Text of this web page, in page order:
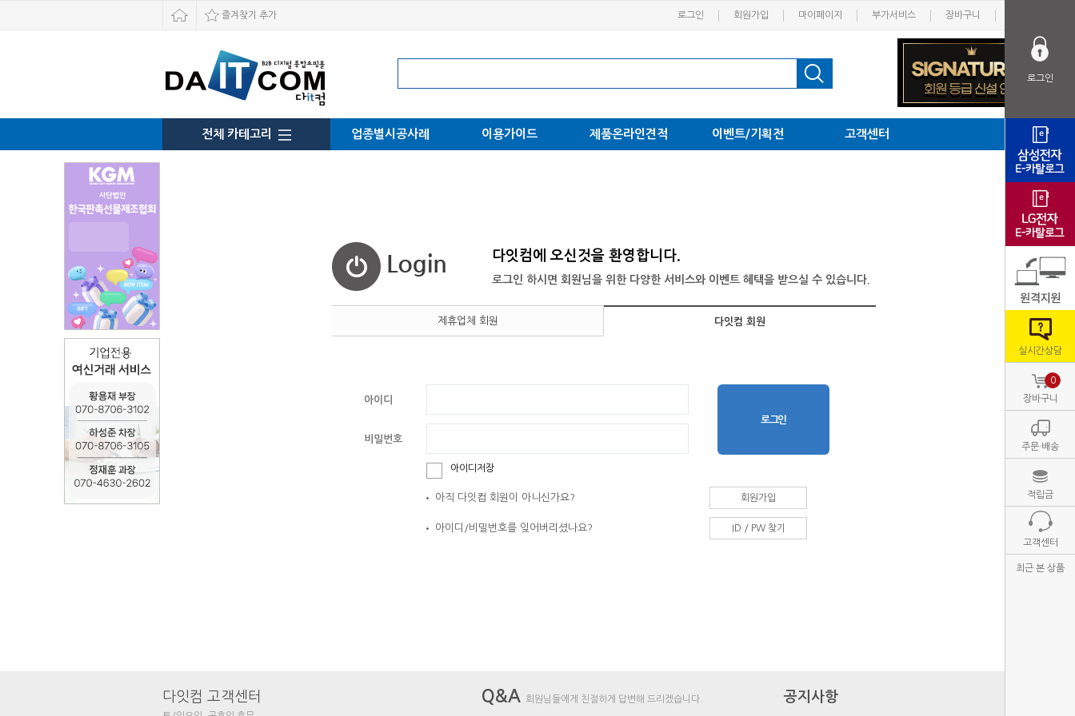
즐겨찾기 추가 로그인 회원가입 마이페이지 부가서비스 장바구니
전체 카테고리 업종별시공사례 이용가이드 제품온라인견적 이벤트/기획전 고객센터
로그인
실시간상담
0
장바구니
주문·배송
적립금
고객센터
최근 본 상품
다잇컴에 오신것을 환영합니다.
로그인 하시면 회원님을 위한 다양한 서비스와 이벤트 혜택을 받으실 수 있습니다.
제휴업체 회원 다잇컴 회원
아이디
비밀번호
아이디저장
아직 다잇컴 회원이 아니신가요? 회원가입
아이디/비밀번호를 잊어버리셨나요? ID / PW 찾기
다잇컴 고객센터 Q&A 회원님들에게 친절하게 답변해 드리겠습니다. 공지사항